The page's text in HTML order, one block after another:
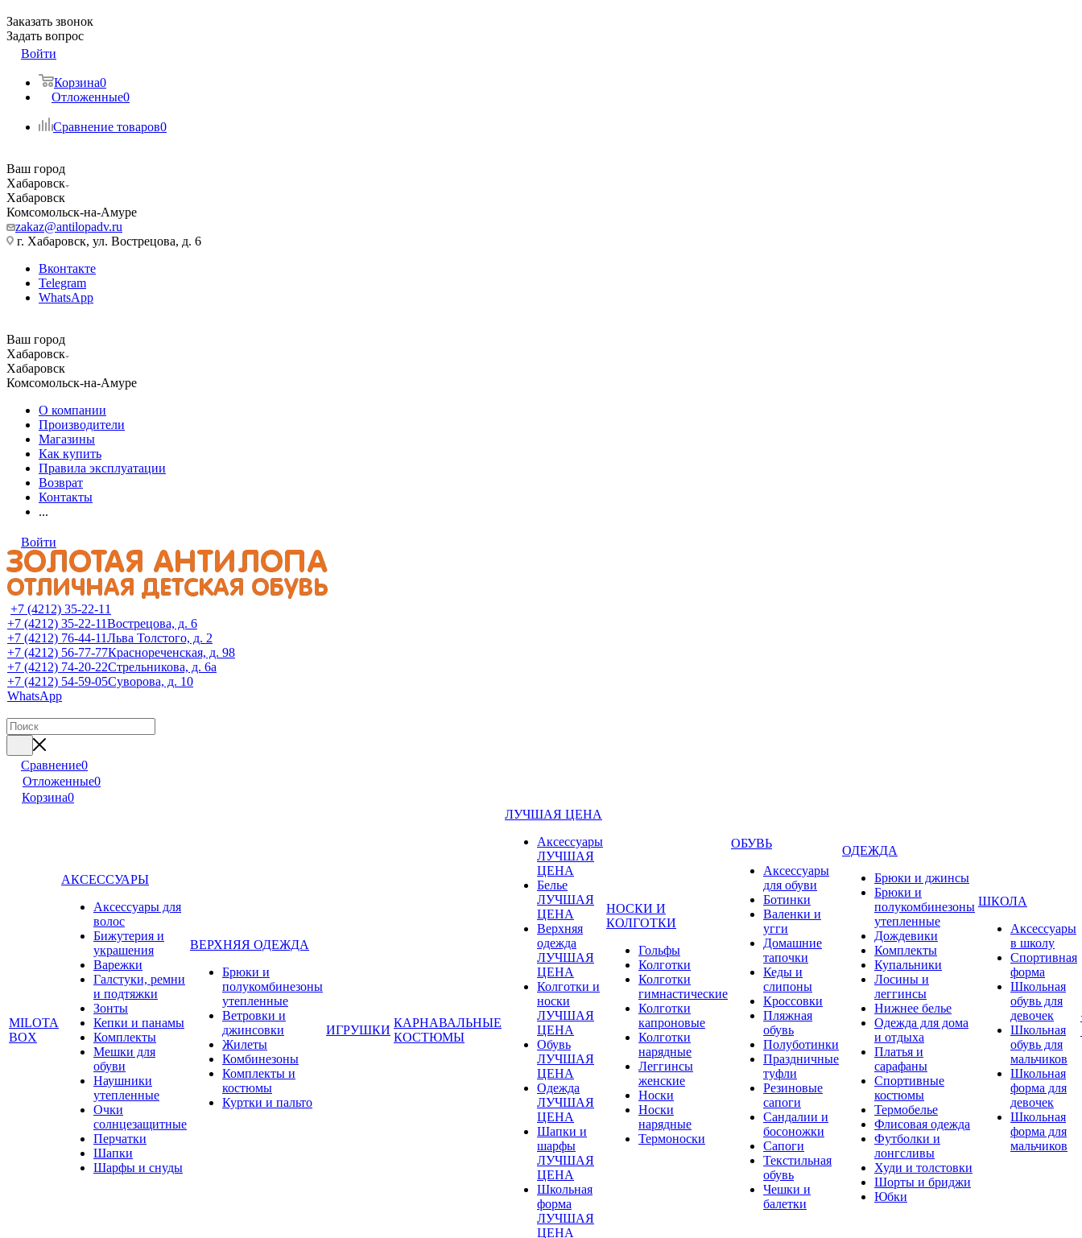
Заказать звонок
Задать вопрос
Войти
Корзина0
Отложенные0
Сравнение товаров0
Ваш город
Хабаровск
Хабаровск
Комсомольск-на-Амуре
zakaz@antilopadv.ru
г. Хабаровск, ул. Вострецова, д. 6
Вконтакте
Telegram
WhatsApp
Ваш город
Хабаровск
Хабаровск
Комсомольск-на-Амуре
О компании
Производители
Магазины
Как купить
Правила эксплуатации
Возврат
Контакты
...
Войти
+7 (4212) 35-22-11
+7 (4212) 35-22-11Вострецова, д. 6
+7 (4212) 76-44-11Льва Толстого, д. 2
+7 (4212) 56-77-77Краснореченская, д. 98
+7 (4212) 74-20-22Стрельникова, д. 6а
+7 (4212) 54-59-05Суворова, д. 10
WhatsApp
Сравнение0
Отложенные0
Корзина0
MILOTA
BOX
АКСЕССУАРЫ
Аксессуары для
волос
Бижутерия и
украшения
Варежки
Галстуки, ремни
и подтяжки
Зонты
Кепки и панамы
Комплекты
Мешки для
обуви
Наушники
утепленные
Очки
солнцезащитные
Перчатки
Шапки
Шарфы и снуды
ВЕРХНЯЯ ОДЕЖДА
Брюки и
полукомбинезоны
утепленные
Ветровки и
джинсовки
Жилеты
Комбинезоны
Комплекты и
костюмы
Куртки и пальто
ИГРУШКИ
КАРНАВАЛЬНЫЕ
КОСТЮМЫ
ЛУЧШАЯ ЦЕНА
Аксессуары
ЛУЧШАЯ
ЦЕНА
Белье
ЛУЧШАЯ
ЦЕНА
Верхняя
одежда
ЛУЧШАЯ
ЦЕНА
Колготки и
носки
ЛУЧШАЯ
ЦЕНА
Обувь
ЛУЧШАЯ
ЦЕНА
Одежда
ЛУЧШАЯ
ЦЕНА
Шапки и
шарфы
ЛУЧШАЯ
ЦЕНА
Школьная
форма
ЛУЧШАЯ
ЦЕНА
НОСКИ И
КОЛГОТКИ
Гольфы
Колготки
Колготки
гимнастические
Колготки
капроновые
Колготки
нарядные
Леггинсы
женские
Носки
Носки
нарядные
Термоноски
ОБУВЬ
Аксессуары
для обуви
Ботинки
Валенки и
угги
Домашние
тапочки
Кеды и
слипоны
Кроссовки
Пляжная
обувь
Полуботинки
Праздничные
туфли
Резиновые
сапоги
Сандалии и
босоножки
Сапоги
Текстильная
обувь
Чешки и
балетки
ОДЕЖДА
Брюки и джинсы
Брюки и
полукомбинезоны
утепленные
Дождевики
Комплекты
Купальники
Лосины и
леггинсы
Нижнее белье
Одежда для дома
и отдыха
Платья и
сарафаны
Спортивные
костюмы
Термобелье
Флисовая одежда
Футболки и
лонгсливы
Худи и толстовки
Шорты и бриджи
Юбки
ШКОЛА
Аксессуары
в школу
Спортивная
форма
Школьная
обувь для
девочек
Школьная
обувь для
мальчиков
Школьная
форма для
девочек
Школьная
форма для
мальчиков